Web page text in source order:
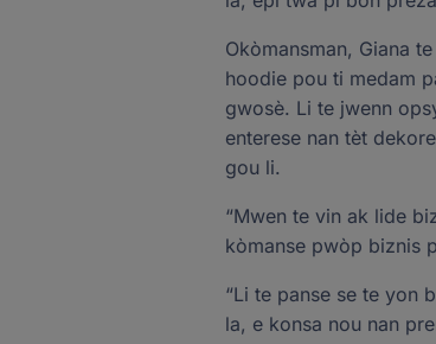
Okòmansman, Giana
hoodie pou ti medam
gwosè. Li te jwenn
enterese nan tèt
gou li.
“Mwen te vin ak lide
kòmanse pwòp biznis
“Li te panse se te yon
la, e konsa nou nan